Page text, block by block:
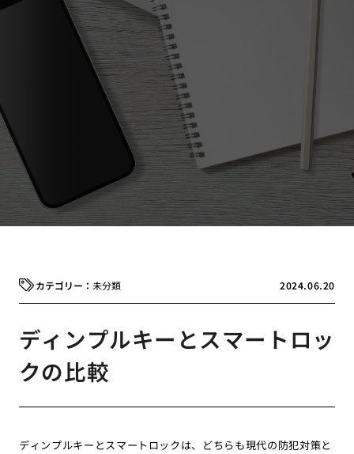
2024.06.20
未分類
ディンプルキーとスマートロッ
クの比較
ディンプルキーとスマートロックは、どちらも現代の防犯対策と